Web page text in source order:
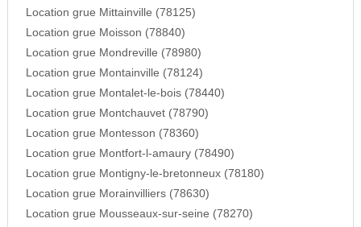
Location grue Mittainville (78125)
Location grue Moisson (78840)
Location grue Mondreville (78980)
Location grue Montainville (78124)
Location grue Montalet-le-bois (78440)
Location grue Montchauvet (78790)
Location grue Montesson (78360)
Location grue Montfort-l-amaury (78490)
Location grue Montigny-le-bretonneux (78180)
Location grue Morainvilliers (78630)
Location grue Mousseaux-sur-seine (78270)